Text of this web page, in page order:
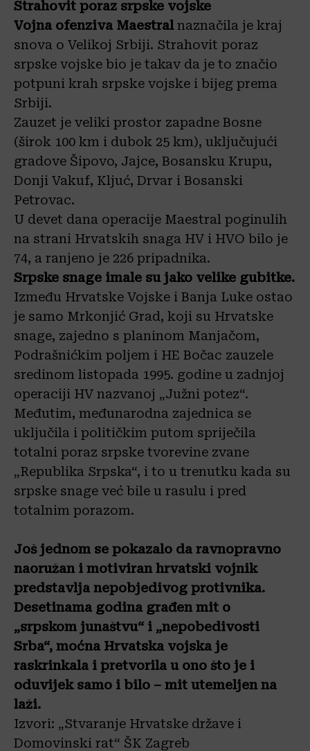
Strahovit poraz srpske vojske
Vojna ofenziva Maestralnaznačila je kraj
snova o Velikoj Srbiji. Strahovit poraz
srpske vojske bio je takav da je to značio
potpuni krah srpske vojske i bijeg prema
Srbiji.
Zauzet je veliki prostor zapadne Bosne
(širok 100 km i dubok 25 km), uključujući
gradove Šipovo, Jajce, Bosansku Krupu,
Donji Vakuf, Kljuć, Drvar i Bosanski
Petrovac.
U devet dana operacije Maestral poginulih
na strani Hrvatskih snaga HV i HVO bilo je
74, a ranjeno je 226 pripadnika.
Srpske snage imale su jako velike gubitke.
Između Hrvatske Vojske i Banja Luke ostao
je samo Mrkonjić Grad, koji su Hrvatske
snage, zajedno s planinom Manjačom,
Podrašnićkim poljem i HE Bočac zauzele
sredinom listopada 1995. godine u zadnjoj
operaciji HV nazvanoj „Južni potez“.
Međutim, međunarodna zajednica se
uključila i političkim putom spriječila
totalni poraz srpske tvorevine zvane
„Republika Srpska“, i to u trenutku kada su
srpske snage već bile u rasulu i pred
totalnim porazom.
Još jednom se pokazalo da ravnopravno
naoružan i motiviran hrvatski vojnik
predstavlja nepobjedivog protivnika.
Desetinama godina građen mit o
„srpskom junaštvu“ i „nepobedivosti
Srba“, moćna Hrvatska vojska je
raskrinkala i pretvorila u ono što je i
oduvijek samo i bilo – mit utemeljen na
laži.
Izvori: „Stvaranje Hrvatske države i
Domovinski rat“ ŠK Zagreb